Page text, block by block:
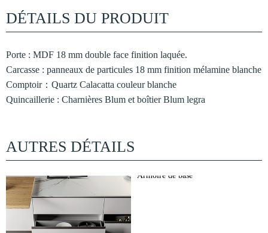
DÉTAILS DU PRODUIT
Porte : MDF 18 mm double face finition laquée.
Carcasse : panneaux de particules 18 mm finition mélamine blanche
Comptoir：Quartz Calacatta couleur blanche
Quincaillerie : Charnières Blum et boîtier Blum legra
AUTRES DÉTAILS
Armoire de base